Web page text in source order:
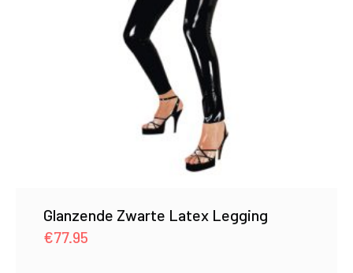
Glanzende Zwarte Latex Legging
€77.95